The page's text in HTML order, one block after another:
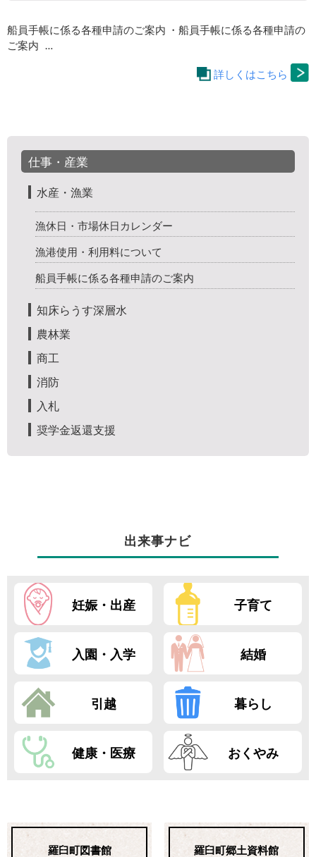
仕事・産業
水産・漁業
漁休日・市場休日カレンダー
漁港使用・利用料について
船員手帳に係る各種申請のご案内
知床らうす深層水
農林業
商工
消防
入札
奨学金返還支援
船員手帳に係る各種申請のご案内 ・船員手帳に係る各種申請の
ご案内 …
詳しくはこちら
出来事ナビ
妊娠・出産 子育て
入園・入学 結婚
引越 暮らし
健康・医療 おくやみ
羅臼町図書館 羅臼町郷土資料館